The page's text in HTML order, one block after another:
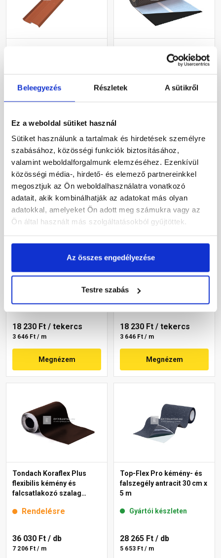
Beleegyezés Részletek A sütikről
Ez a weboldal sütiket használ
Sütiket használunk a tartalmak és hirdetések személyre
szabásához, közösségi funkciók biztosításához,
valamint weboldalforgalmunk elemzéséhez. Ezenkívül
közösségi média-, hirdető- és elemező partnereinkkel
megosztjuk az Ön weboldalhasználatra vonatkozó
adatait, akik kombinálhatják az adatokat más olyan
adatokkal, amelyeket Ön adott meg számukra vagy az
Ön által használt más szolgáltatásokból gyűjtöttek.
Az összes engedélyezése
Testre szabás
Rendelésre
1 283 Ft / m
Megnézem
barna 30 cm x 5 m
Rendelésre
Megnézem
Tekercses kéményszegély
téglavörös 30 cm x 5 m
18 230 Ft / tekercs
3 646 Ft / m
Megnézem
Tekercses kéményszegély
antracit 30 cm x 5 m
18 230 Ft / tekercs
3 646 Ft / m
Megnézem
Tondach Koraflex Plus
flexibilis kémény és
falcsatlakozó szalag
Rendelésre
36 030 Ft / db
7 206 Ft / m
Top-Flex Pro kémény- és
falszegély antracit 30 cm x
5 m
Gyártói készleten
28 265 Ft / db
5 653 Ft / m